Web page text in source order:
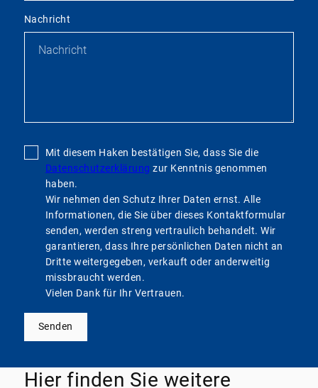
Nachricht
Mit diesem Haken bestätigen Sie, dass Sie die
Datenschutzerklärung zur Kenntnis genommen
haben.
Wir nehmen den Schutz Ihrer Daten ernst. Alle
Informationen, die Sie über dieses Kontaktformular
senden, werden streng vertraulich behandelt. Wir
garantieren, dass Ihre persönlichen Daten nicht an
Dritte weitergegeben, verkauft oder anderweitig
missbraucht werden.
Vielen Dank für Ihr Vertrauen.
Senden
Hier finden Sie weitere